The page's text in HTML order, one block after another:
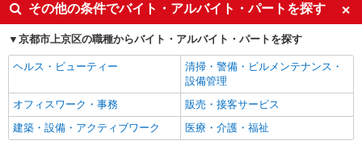
その他の条件でバイト・アルバイト・パートを探す
京都市上京区の職種からバイト・アルバイト・パートを探す
ヘルス・ビューティー
清掃・警備・ビルメンテナンス・
設備管理
オフィスワーク・事務
販売・接客サービス
建築・設備・アクティブワーク
医療・介護・福祉